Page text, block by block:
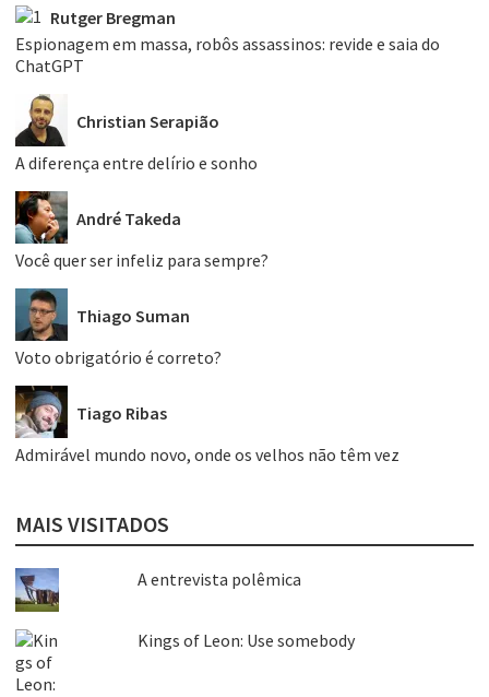
Rutger Bregman
Espionagem em massa, robôs assassinos: revide e saia do
ChatGPT
Christian Serapião
A diferença entre delírio e sonho
André Takeda
Você quer ser infeliz para sempre?
Thiago Suman
Voto obrigatório é correto?
Tiago Ribas
Admirável mundo novo, onde os velhos não têm vez
MAIS VISITADOS
A entrevista polêmica
Kings of Leon: Use somebody